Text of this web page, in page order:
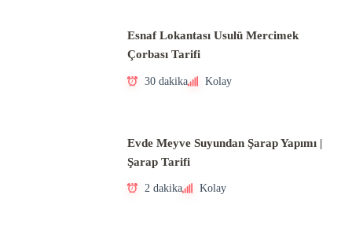
Esnaf Lokantası Usulü Mercimek
Çorbası Tarifi
30 dakika Kolay
Evde Meyve Suyundan Şarap Yapımı |
Şarap Tarifi
2 dakika Kolay